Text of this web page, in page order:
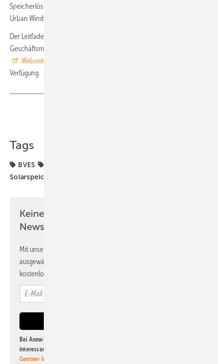
Speicherlösungen strategisch und wirtschaftlich einzusetzen“, betonte
Urban Windelen, Geschäftsführer des BVES.
Der Leitfaden „Stromspeicher in Industrie und Gewerbe.
Geschäftsmodelle, Regulatorik, Praxisbeispiele“ steht auf der
Webseite des BVES
Verfügung.
Tags
BVES
Solarspeicher
Keine Zeit? Kein Problem mit dem PV
Newsletter!
Mit unserem Newsletter erhalten Sie regelmäßig von uns
ausgewählte Informationen und Neuigkeiten, gebündelt und
kostenlos direkt ins Postfach.
Bei Anmeldung zu diesem Newsletter bin ich damit einverstanden, über
interessante Verlags- und Online-Angebote
Gentner Verlag GmbH & Co. KG